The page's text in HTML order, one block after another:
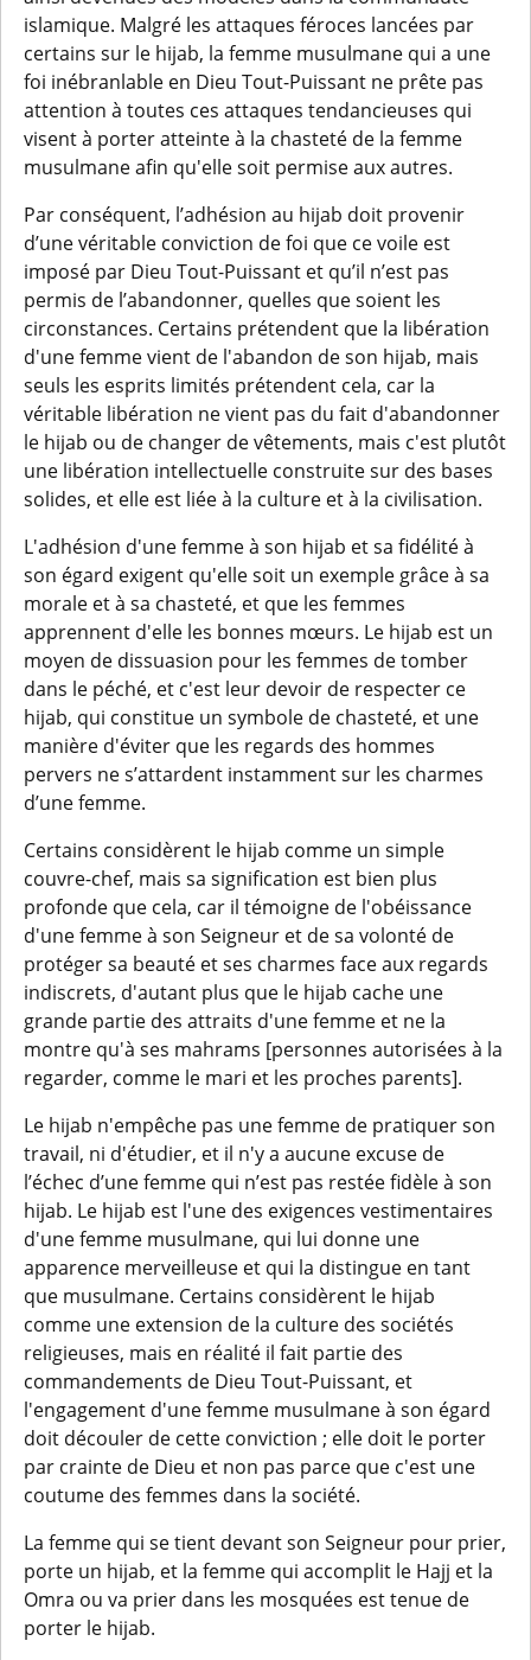
islamique. Malgré les attaques féroces lancées par
certains sur le hijab, la femme musulmane qui a une
foi inébranlable en Dieu Tout-Puissant ne prête pas
attention à toutes ces attaques tendancieuses qui
visent à porter atteinte à la chasteté de la femme
musulmane afin qu'elle soit permise aux autres.
Par conséquent, l’adhésion au hijab doit provenir
d’une véritable conviction de foi que ce voile est
imposé par Dieu Tout-Puissant et qu’il n’est pas
permis de l’abandonner, quelles que soient les
circonstances. Certains prétendent que la libération
d'une femme vient de l'abandon de son hijab, mais
seuls les esprits limités prétendent cela, car la
véritable libération ne vient pas du fait d'abandonner
le hijab ou de changer de vêtements, mais c'est plutôt
une libération intellectuelle construite sur des bases
solides, et elle est liée à la culture et à la civilisation.
L'adhésion d'une femme à son hijab et sa fidélité à
son égard exigent qu'elle soit un exemple grâce à sa
morale et à sa chasteté, et que les femmes
apprennent d'elle les bonnes mœurs. Le hijab est un
moyen de dissuasion pour les femmes de tomber
dans le péché, et c'est leur devoir de respecter ce
hijab, qui constitue un symbole de chasteté, et une
manière d'éviter que les regards des hommes
pervers ne s’attardent instamment sur les charmes
d’une femme.
Certains considèrent le hijab comme un simple
couvre-chef, mais sa signification est bien plus
profonde que cela, car il témoigne de l'obéissance
d'une femme à son Seigneur et de sa volonté de
protéger sa beauté et ses charmes face aux regards
indiscrets, d'autant plus que le hijab cache une
grande partie des attraits d'une femme et ne la
montre qu'à ses mahrams [personnes autorisées à la
regarder, comme le mari et les proches parents].
Le hijab n'empêche pas une femme de pratiquer son
travail, ni d'étudier, et il n'y a aucune excuse de
l’échec d’une femme qui n’est pas restée fidèle à son
hijab. Le hijab est l'une des exigences vestimentaires
d'une femme musulmane, qui lui donne une
apparence merveilleuse et qui la distingue en tant
que musulmane. Certains considèrent le hijab
comme une extension de la culture des sociétés
religieuses, mais en réalité il fait partie des
commandements de Dieu Tout-Puissant, et
l'engagement d'une femme musulmane à son égard
doit découler de cette conviction ; elle doit le porter
par crainte de Dieu et non pas parce que c'est une
coutume des femmes dans la société.
La femme qui se tient devant son Seigneur pour prier,
porte un hijab, et la femme qui accomplit le Hajj et la
Omra ou va prier dans les mosquées est tenue de
porter le hijab.